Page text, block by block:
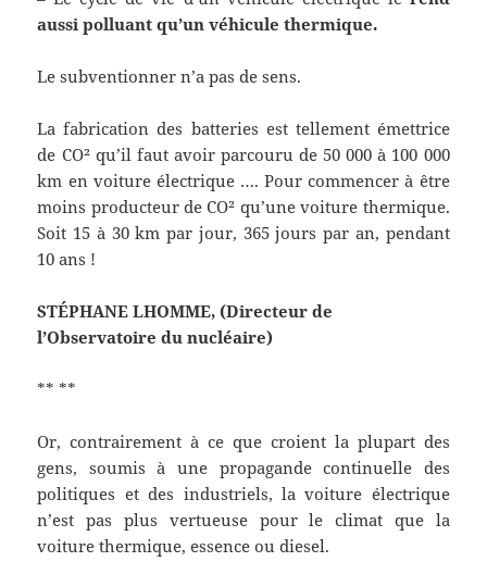
aussi polluant qu’un véhicule thermique.
Le subventionner n’a pas de sens.
La fabrication des batteries est tellement émettrice
de CO² qu’il faut avoir parcouru de 50 000 à 100 000
km en voiture électrique …. Pour commencer à être
moins producteur de CO² qu’une voiture thermique.
Soit 15 à 30 km par jour, 365 jours par an, pendant
10 ans !
STÉPHANE LHOMME, (Directeur de
l’Observatoire du nucléaire)
** **
Or, contrairement à ce que croient la plupart des
gens, soumis à une propagande continuelle des
politiques et des industriels, la voiture électrique
n’est pas plus vertueuse pour le climat que la
voiture thermique, essence ou diesel.